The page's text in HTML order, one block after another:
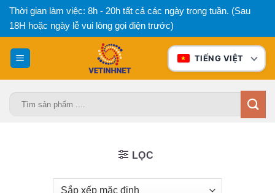
Bỏ
qua
nội
dung
Thời gian làm việc: 8h - 20h tất cả các ngày trong tuần. (Sau
18H hoặc ngày lễ vui lòng gọi điện trước)
TIẾNG VIỆT
LỌC